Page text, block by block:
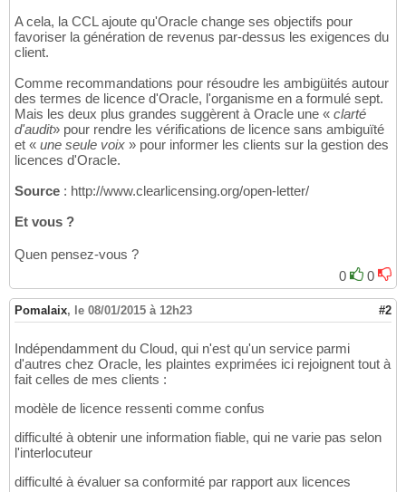
A cela, la CCL ajoute qu'Oracle change ses objectifs pour
favoriser la génération de revenus par-dessus les exigences du
client.
Comme recommandations pour résoudre les ambigüités autour
des termes de licence d'Oracle, l'organisme en a formulé sept.
Mais les deux plus grandes suggèrent à Oracle une « clarté
d'audit» pour rendre les vérifications de licence sans ambiguïté
et « une seule voix » pour informer les clients sur la gestion des
licences d'Oracle.
Source : http://www.clearlicensing.org/open-letter/
Et vous ?
Quen pensez-vous ?
0
0
Pomalaix, le 08/01/2015 à 12h23 #2
Indépendamment du Cloud, qui n'est qu'un service parmi
d'autres chez Oracle, les plaintes exprimées ici rejoignent tout à
fait celles de mes clients :
modèle de licence ressenti comme confus
difficulté à obtenir une information fiable, qui ne varie pas selon
l'interlocuteur
difficulté à évaluer sa conformité par rapport aux licences